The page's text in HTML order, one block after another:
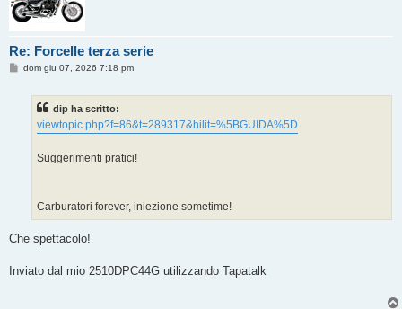
Re: Forcelle terza serie
Mdom giu 07, 2026 7:18 pm
dip ha scritto:
viewtopic.php?f=86&t=289317&hilit=%5BGUIDA%5D
Suggerimenti pratici!
Carburatori forever, iniezione sometime!
Che spettacolo!
Inviato dal mio 2510DPC44G utilizzando Tapatalk